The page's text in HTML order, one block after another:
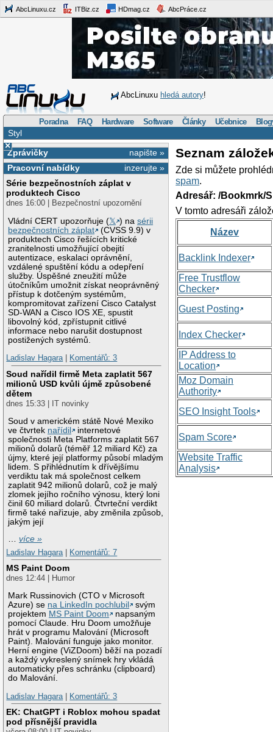
AbcLinuxu.cz ITBiz.cz HDmag.cz AbcPráce.cz
AbcLinuxu hledá autory!
Poradna FAQ Hardware Software Články Učebnice
Styl
×
napište »
Zprávičky
inzerujte »
Pracovní nabídky
Série bezpečnostních záplat v
produktech Cisco
dnes 16:00 | Bezpečnostní upozornění
Vládní CERT upozorňuje (𝕏 ) nasérii
bezpečnostních záplat
(CVSS 9.9) v
produktech Cisco řešících kritické
zranitelnosti umožňující obejití
autentizace, eskalaci oprávnění,
vzdálené spuštění kódu a odepření
služby. Úspěšné zneužití může
útočníkům umožnit získat neoprávněný
přístup k dotčeným systémům,
kompromitovat zařízení Cisco Catalyst
SD-WAN a Cisco IOS XE, spustit
libovolný kód, zpřístupnit citlivé
informace nebo narušit dostupnost
postižených systémů.
Ladislav Hagara| Komentářů: 3
Soud nařídil firmě Meta zaplatit 567
milionů USD kvůli újmě způsobené
dětem
dnes 15:33 | IT novinky
Soud v americkém státě Nové Mexiko
ve čtvrtek nařídil
internetové
společnosti Meta Platforms zaplatit 567
milionů dolarů (téměř 12 miliard Kč) za
újmy, které její platformy působí mladým
lidem. S přihlédnutím k dřívějšímu
verdiktu tak má společnost celkem
zaplatit 942 milionů dolarů, což je malý
zlomek jejího ročního výnosu, který loni
činil 60 miliard dolarů. Čtvrteční verdikt
firmě také nařizuje, aby změnila způsob,
jakým její
…více »
Ladislav Hagara
Komentářů: 7
MS Paint Doom
dnes 12:44 | Humor
Mark Russinovich (CTO v Microsoft
Azure) se na LinkedIn pochlubil
svým
projektem MS Paint Doom
napsaným
pomocí Claude. Hru Doom umožňuje
hrát v programu Malování (Microsoft
Paint). Malování funguje jako monitor.
Herní engine (ViZDoom) běží na pozadí
a každý vykreslený snímek hry vkládá
automaticky přes schránku (clipboard)
do Malování.
Ladislav Hagara
Komentářů: 3
EK: ChatGPT i Roblox mohou spadat
pod přísnější pravidla
Seznam
Zde si můžete
spam.
Adresář: /Bookmrk/
V tomto adresáři
Název
Backlink Indexer
Free Trustflow
Checker
Guest Posting
Index Checker
IP Address to
Location
Moz Domain
Authority
SEO Insight Tools
Spam Score
Website Traffic
Analysis